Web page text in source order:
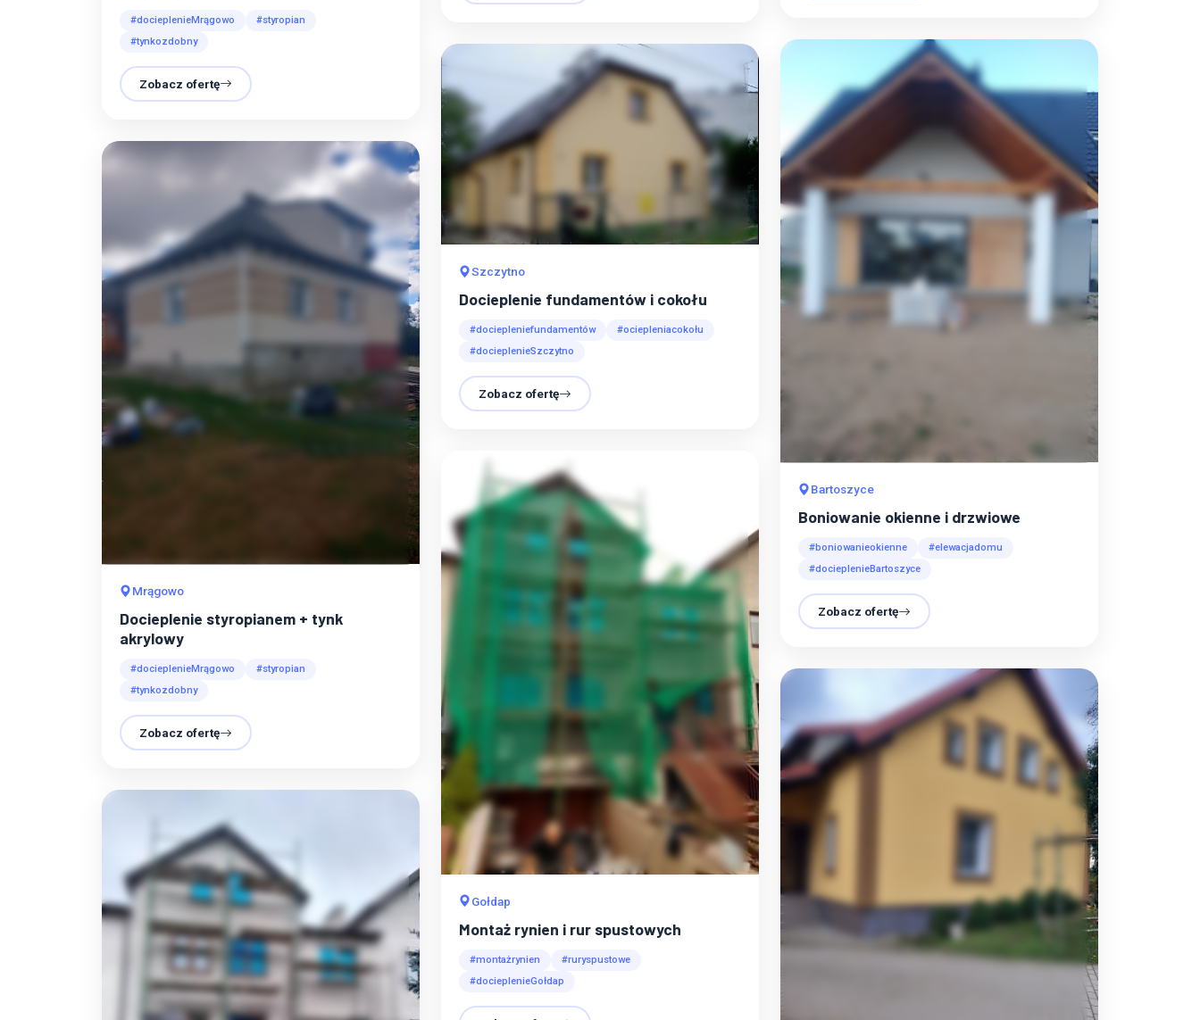
#docieplenieMrągowo
#styropian
#tynkozdobny
Zobacz ofertę
Bartoszyce
Boniowanie okienne i drzwiowe
#boniowanieokienne
#elewacjadomu
#docieplenieBartoszyce
Zobacz ofertę
Szczytno
Docieplenie fundamentów i cokołu
#dociepleniefundamentów
#ociepleniacokołu
#docieplenieSzczytno
Zobacz ofertę
Mrągowo
Docieplenie styropianem + tynk
akrylowy
#docieplenieMrągowo
#styropian
#tynkozdobny
Zobacz ofertę
Gołdap
Montaż rynien i rur spustowych
#montażrynien
#ruryspustowe
#docieplenieGołdap